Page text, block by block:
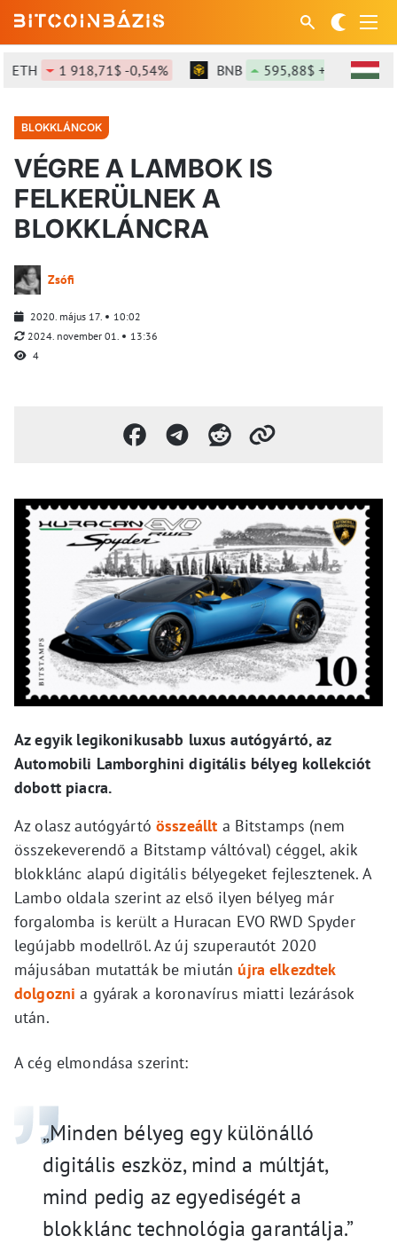
1 918,71$ -0,54% BNB 595,88$ +0,73%
BLOKKLÁNCOK
VÉGRE A LAMBOK IS
FELKERÜLNEK A
BLOKKLÁNCRA
Zsófi
2020. május 17.
10:02
2024. november 01.
13:36
4
Az egyik legikonikusabb luxus autógyártó, az
Automobili Lamborghini digitális bélyeg kollekciót
dobott piacra.
Az olasz autógyártó összeállt a Bitstamps (nem
összekeverendő a Bitstamp váltóval) céggel, akik
blokklánc alapú digitális bélyegeket fejlesztenek. A
Lambo oldala szerint az első ilyen bélyeg már
forgalomba is került a Huracan EVO RWD Spyder
legújabb modellről. Az új szuperautót 2020
májusában mutatták be miután újra elkezdtek
dolgozni a gyárak a koronavírus miatti lezárások
után.
A cég elmondása szerint:
„Minden bélyeg egy különálló
digitális eszköz, mind a múltját,
mind pedig az egyediségét a
blokklánc technológia garantálja.”